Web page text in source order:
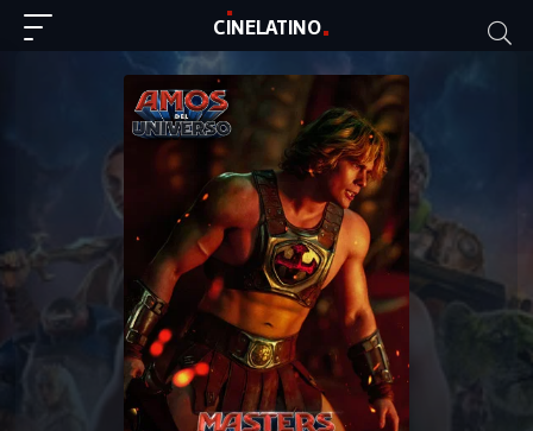
CINELATINO